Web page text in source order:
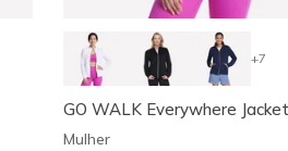
+7
GO WALK Everywhere Jacket
Mulher